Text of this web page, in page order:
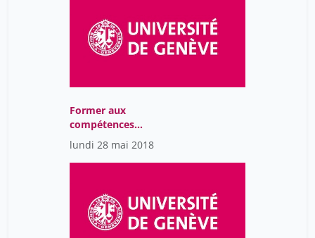
Former aux
compétences
informationnelles : un
défi à relever en équipe !
lundi 28 mai 2018